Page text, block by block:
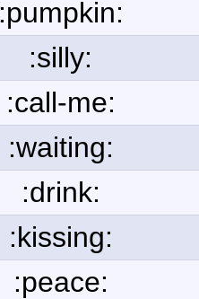
:pumpkin:
:silly:
:call-me:
:waiting:
:drink:
:kissing:
:peace: